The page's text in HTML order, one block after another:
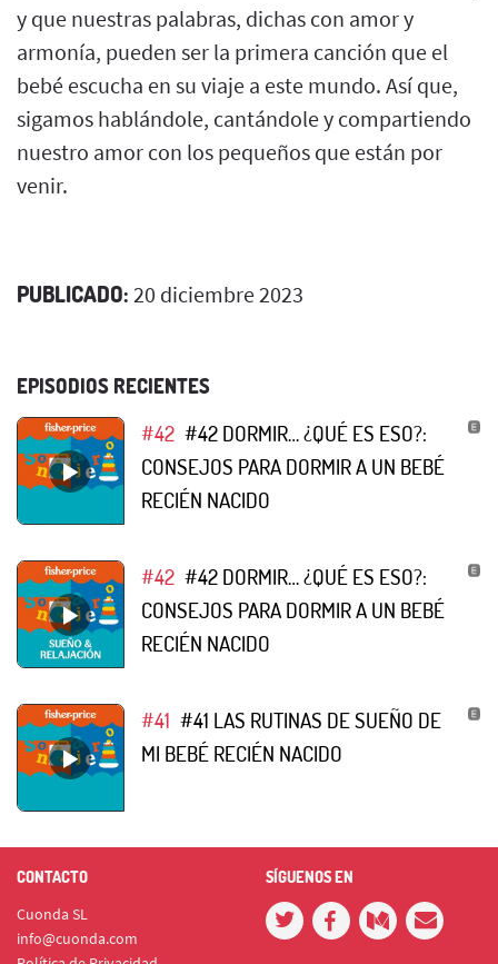
y que nuestras palabras, dichas con amor y
armonía, pueden ser la primera canción que el
bebé escucha en su viaje a este mundo. Así que,
sigamos hablándole, cantándole y compartiendo
nuestro amor con los pequeños que están por
venir.
PUBLICADO: 20 diciembre 2023
EPISODIOS RECIENTES
#42 #42 DORMIR… ¿QUÉ ES ESO?:
CONSEJOS PARA DORMIR A UN BEBÉ
RECIÉN NACIDO
#42 #42 DORMIR… ¿QUÉ ES ESO?:
CONSEJOS PARA DORMIR A UN BEBÉ
RECIÉN NACIDO
#41 #41 LAS RUTINAS DE SUEÑO DE
MI BEBÉ RECIÉN NACIDO
CONTACTO
Cuonda SL
info@cuonda.com
SÍGUENOS EN